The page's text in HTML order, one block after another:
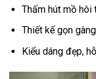
Thấm hút mồ
Thiết kế gọn
Kiểu dáng đẹp,